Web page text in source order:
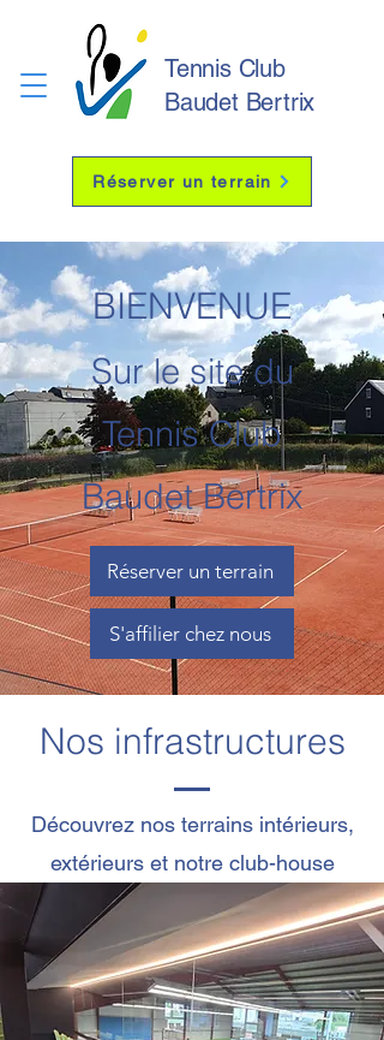
Réserver un terrain
Tennis Club
Baudet Bertrix
BIENVENUE
Sur le site du
Tennis Club
Baudet Bertrix
Réserver un terrain
S'affilier chez nous
Nos infrastructures
Découvrez nos terrains intérieurs,
extérieurs et notre club-house